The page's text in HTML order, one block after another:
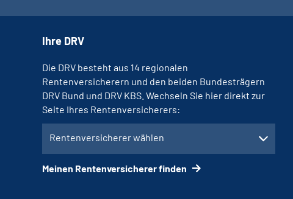
Ihre DRV
Die DRV besteht aus 14 regionalen
Rentenversicherern und den beiden Bundesträgern
DRV Bund und DRV KBS. Wechseln Sie hier direkt zur
Seite Ihres Rentenversicherers:
Rentenversicherer wählen
Meinen Rentenversicherer finden